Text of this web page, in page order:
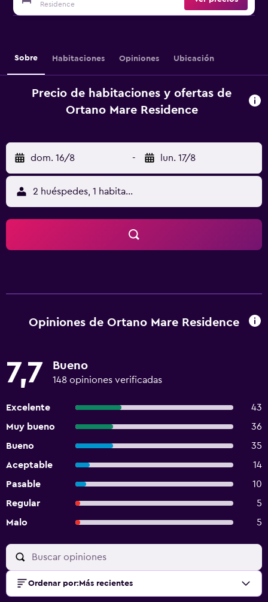
Residence
Sobre Habitaciones Opiniones Ubicación
Precio de habitaciones y ofertas de
Ortano Mare Residence
dom. 16/8 - lun. 17/8
2 huéspedes, 1 habitación
Opiniones de Ortano Mare Residence
7,7 Bueno
148 opiniones verificadas
Excelente
43
Muy bueno
36
Bueno
35
Aceptable
14
Pasable
10
Regular
5
Malo
5
Ordenar por: Más recientes